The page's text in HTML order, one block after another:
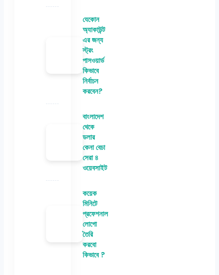
যেকোন
অ্যাকাউন্ট
এর জন্য
স্ট্রং
পাসওয়ার্ড
কিভাবে
নির্বাচন
করবেন?
বাংলাদেশ
থেকে
ডলার
কেনা বেচা
সেরা ৪
ওয়েবসাইট
কয়েক
মিনিটে
প্রফেশনাল
লোগো
তৈরি
করবো
কিভাবে ?